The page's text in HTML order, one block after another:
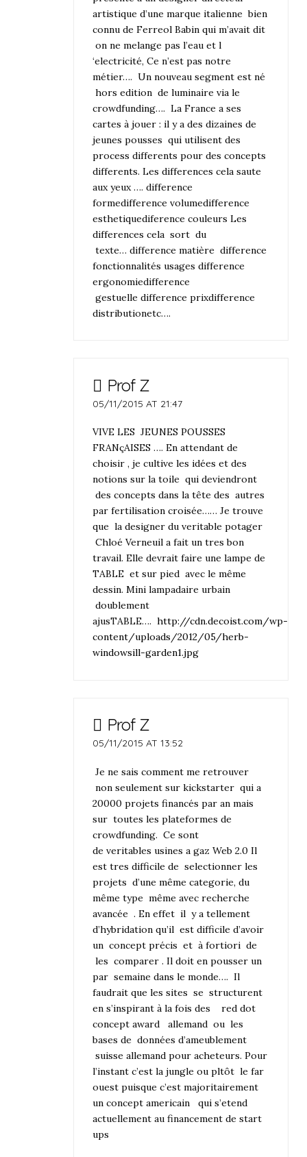
artistique d’une marque italienne bien
connu de Ferreol Babin qui m’avait dit
on ne melange pas l’eau et l
‘electricité, Ce n’est pas notre
métier…. Un nouveau segment est né
hors edition de luminaire via le
crowdfunding…. La France a ses
cartes à jouer : il y a des dizaines de
jeunes pousses qui utilisent des
process differents pour des concepts
differents. Les differences cela saute
aux yeux …. difference
formedifference volumedifference
esthetiquediference couleurs Les
differences cela sort du
texte… difference matière difference
fonctionnalités usages difference
ergonomiedifference
gestuelle difference prixdifference
distributionetc….
Prof Z
05/11/2015 AT 21:47
VIVE LES JEUNES POUSSES
FRANçAISES …. En attendant de
choisir , je cultive les idées et des
notions sur la toile qui deviendront
des concepts dans la tête des autres
par fertilisation croisée…… Je trouve
que la designer du veritable potager
Chloé Verneuil a fait un tres bon
travail. Elle devrait faire une lampe de
TABLE et sur pied avec le même
dessin. Mini lampadaire urbain
doublement
ajusTABLE….http://cdn.decoist.com/wp-
content/uploads/2012/05/herb-
windowsill-garden1.jpg
Prof Z
05/11/2015 AT 13:52
Je ne sais comment me retrouver
non seulement sur kickstarter qui a
20000 projets financés par an mais
sur toutes les plateformes de
crowdfunding. Ce sont
de veritables usines a gaz Web 2.0 Il
est tres difficile de selectionner les
projets d’une même categorie, du
même type même avec recherche
avancée . En effet il y a tellement
d’hybridation qu’il est difficile d’avoir
un concept précis et à fortiori de
les comparer . Il doit en pousser un
par semaine dans le monde…. Il
faudrait que les sites se structurent
en s’inspirant à la fois des red dot
concept award allemand ou les
bases de données d’ameublement
suisse allemand pour acheteurs. Pour
l’instant c’est la jungle ou pltôt le far
ouest puisque c’est majoritairement
un concept americain qui s’etend
actuellement au financement de start
ups